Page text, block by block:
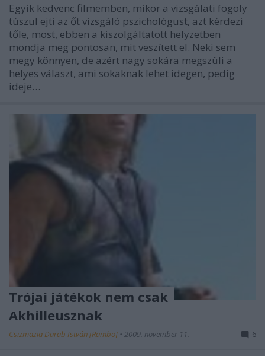
Egyik kedvenc filmemben, mikor a vizsgálati fogoly
túszul ejti az őt vizsgáló pszichológust, azt kérdezi
tőle, most, ebben a kiszolgáltatott helyzetben
mondja meg pontosan, mit veszített el. Neki sem
megy könnyen, de azért nagy sokára megszüli a
helyes választ, ami sokaknak lehet idegen, pedig
ideje…
Trójai játékok nem csak
Akhilleusznak
Csizmazia Darab István [Rambo] • 2009. november 11. 6